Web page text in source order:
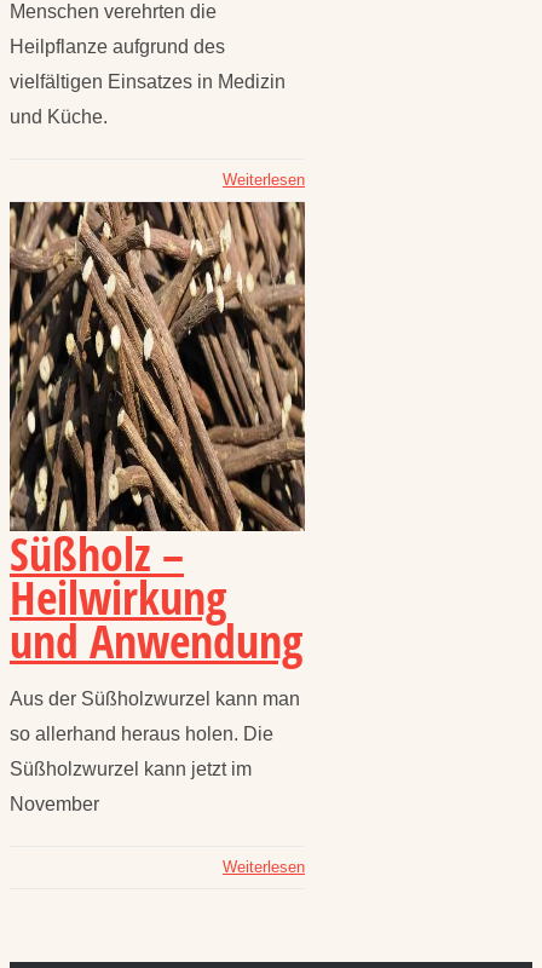
Menschen verehrten die
Heilpflanze aufgrund des
vielfältigen Einsatzes in Medizin
und Küche.
Weiterlesen
Süßholz –
Heilwirkung
und Anwendung
Aus der Süßholzwurzel kann man
so allerhand heraus holen. Die
Süßholzwurzel kann jetzt im
November
Weiterlesen